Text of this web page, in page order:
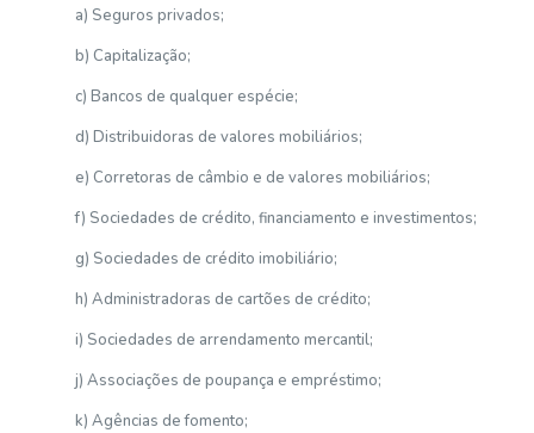
a) Seguros privados;
b) Capitalização;
c) Bancos de qualquer espécie;
d) Distribuidoras de valores mobiliários;
e) Corretoras de câmbio e de valores mobiliários;
f) Sociedades de crédito, financiamento e investimentos;
g) Sociedades de crédito imobiliário;
h) Administradoras de cartões de crédito;
i) Sociedades de arrendamento mercantil;
j) Associações de poupança e empréstimo;
k) Agências de fomento;